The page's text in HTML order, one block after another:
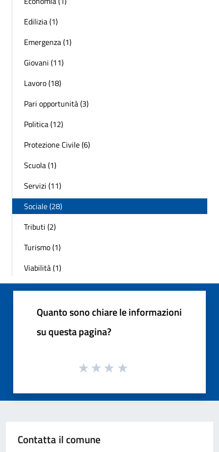
Edilizia (1)
Emergenza (1)
Giovani (11)
Lavoro (18)
Pari opportunità (3)
Politica (12)
Protezione Civile (6)
Scuola (1)
Servizi (11)
Sociale (28)
Tributi (2)
Turismo (1)
Viabilità (1)
Quanto sono chiare le informazioni
su questa pagina?
Contatta il comune